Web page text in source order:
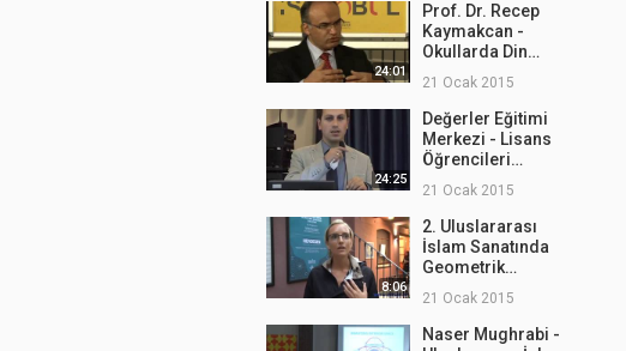
24:01
Prof. Dr. Recep
Kaymakcan -
Okullarda Din
Eğitimi ve Alevi
Açılımı
21 Ocak 2015
24:25
Değerler Eğitimi
Merkezi - Lisans
Öğrencileri
Programı Tanıtımı
21 Ocak 2015
8:06
2. Uluslararası
İslam Sanatında
Geometrik
Desenler Çalıştayı -
Röportajlar
21 Ocak 2015
Naser Mughrabi -